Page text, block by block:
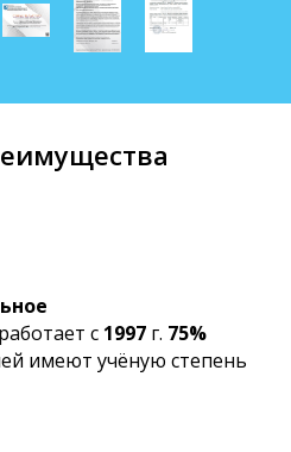
работает с 1997 г. 75%
имеют учёную степень